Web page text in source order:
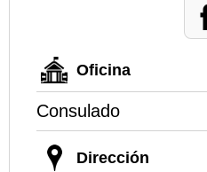
Oficina
Consulado
Dirección